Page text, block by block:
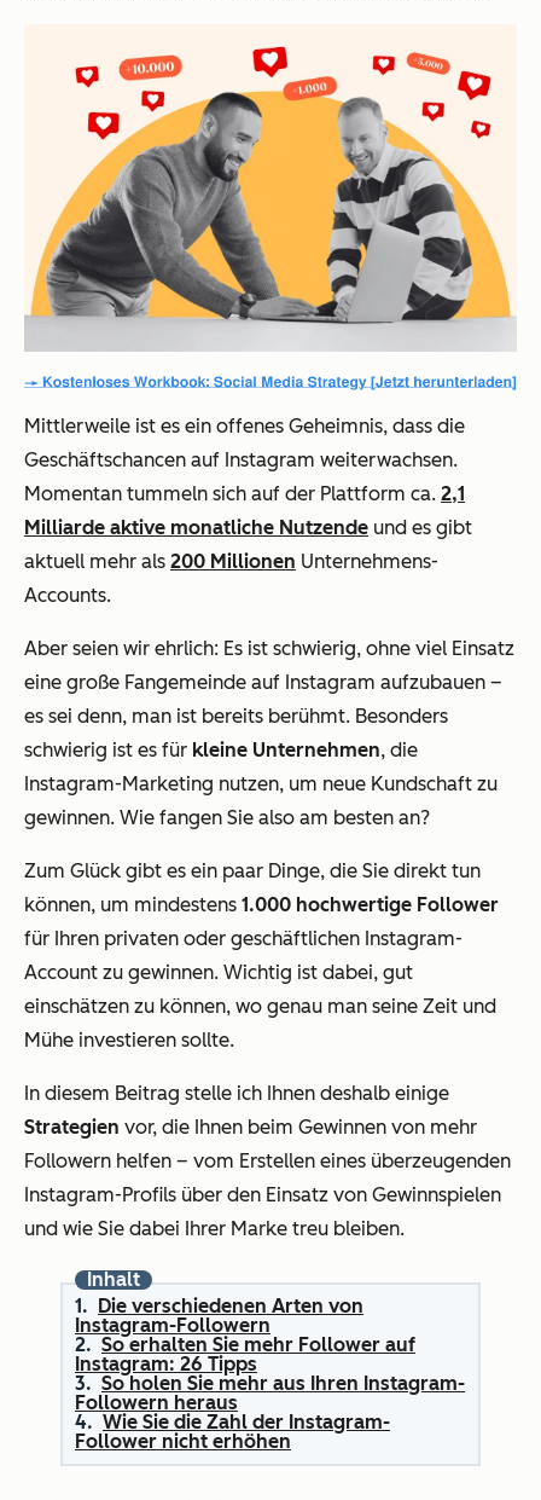
Mittlerweile ist es ein offenes Geheimnis, dass die
Geschäftschancen auf Instagram weiterwachsen.
Momentan tummeln sich auf der Plattform ca. 2,1
Milliarde aktive monatliche Nutzende und es gibt
aktuell mehr als 200 Millionen Unternehmens-
Accounts.
Aber seien wir ehrlich: Es ist schwierig, ohne viel Einsatz
eine große Fangemeinde auf Instagram aufzubauen –
es sei denn, man ist bereits berühmt. Besonders
schwierig ist es für kleine Unternehmen, die
Instagram-Marketing nutzen, um neue Kundschaft zu
gewinnen. Wie fangen Sie also am besten an?
Zum Glück gibt es ein paar Dinge, die Sie direkt tun
können, um mindestens 1.000 hochwertige Follower
für Ihren privaten oder geschäftlichen Instagram-
Account zu gewinnen. Wichtig ist dabei, gut
einschätzen zu können, wo genau man seine Zeit und
Mühe investieren sollte.
In diesem Beitrag stelle ich Ihnen deshalb einige
Strategien vor, die Ihnen beim Gewinnen von mehr
Followern helfen – vom Erstellen eines überzeugenden
Instagram-Profils über den Einsatz von Gewinnspielen
und wie Sie dabei Ihrer Marke treu bleiben.
Inhalt
Die verschiedenen Arten von
Instagram-Followern
So erhalten Sie mehr Follower auf
Instagram: 26 Tipps
So holen Sie mehr aus Ihren Instagram-
Followern heraus
Wie Sie die Zahl der Instagram-
Follower nicht erhöhen